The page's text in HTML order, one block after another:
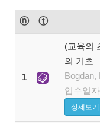
ⓝ ⓣ
1
(교육의
의 기초
Bogdan,
입수일
상세보기